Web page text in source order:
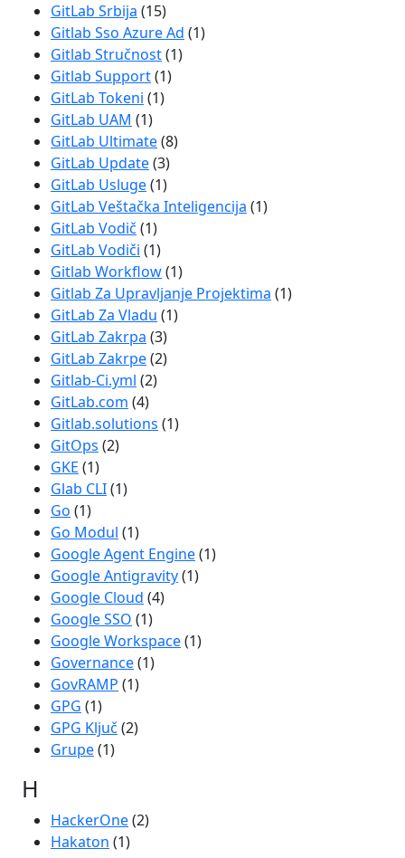
GitLab Srbija (15)
Gitlab Sso Azure Ad (1)
Gitlab Stručnost(1)
Gitlab Support(1)
GitLab Tokeni (1)
GitLab UAM (1)
GitLab Ultimate(8)
GitLab Update(3)
GitLab Usluge(1)
GitLab Veštačka Inteligencija (1)
GitLab Vodič (1)
GitLab Vodiči (1)
Gitlab Workflow(1)
Gitlab Za Upravljanje Projektima (1)
GitLab Za Vladu (1)
GitLab Zakrpa (3)
GitLab Zakrpe(2)
Gitlab-Ci.yml (2)
GitLab.com (4)
Gitlab.solutions (1)
GitOps (2)
GKE (1)
Glab CLI(1)
Go (1)
Go Modul (1)
Google Agent Engine(1)
Google Antigravity(1)
Google Cloud (4)
Google SSO (1)
Google Workspace(1)
Governance(1)
GovRAMP (1)
GPG (1)
GPG Ključ (2)
Grupe(1)
H
HackerOne(2)
Hakaton (1)